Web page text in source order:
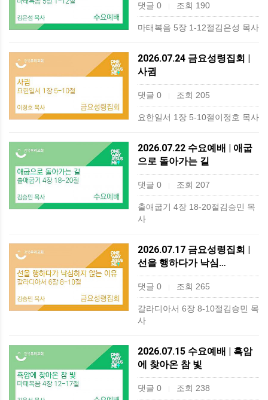
댓글 0 | 조회 190
마태복음 5장 1-12절김은성 목사
2026.07.24 금요성령집회 |
사귐
댓글 0 | 조회 205
요한일서 1장 5-10절이정호 목사
2026.07.22 수요예배 | 애굽
으로 돌아가는 길
댓글 0 | 조회 207
출애굽기 4장 18-20절김승민 목
사
2026.07.17 금요성령집회 |
선을 행하다가 낙심…
댓글 0 | 조회 265
갈라디아서 6장 8-10절김승민 목
사
2026.07.15 수요예배 | 흑암
에 찾아온 참 빛
댓글 0 | 조회 238